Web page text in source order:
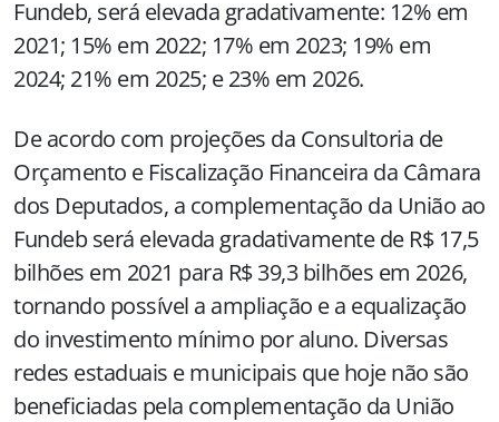
Fundeb, será elevada gradativamente: 12% em
2021; 15% em 2022; 17% em 2023; 19% em
2024; 21% em 2025; e 23% em 2026.
De acordo com projeções da Consultoria de
Orçamento e Fiscalização Financeira da Câmara
dos Deputados, a complementação da União ao
Fundeb será elevada gradativamente de R$ 17,5
bilhões em 2021 para R$ 39,3 bilhões em 2026,
tornando possível a ampliação e a equalização
do investimento mínimo por aluno. Diversas
redes estaduais e municipais que hoje não são
beneficiadas pela complementação da União